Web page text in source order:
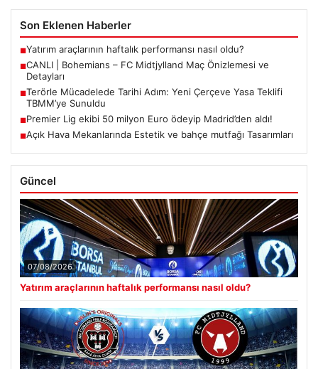
Son Eklenen Haberler
■Yatırım araçlarının haftalık performansı nasıl oldu?
■CANLI | Bohemians – FC Midtjylland Maç Önizlemesi ve
Detayları
■Terörle Mücadelede Tarihi Adım: Yeni Çerçeve Yasa Teklifi
TBMM’ye Sunuldu
■Premier Lig ekibi 50 milyon Euro ödeyip Madrid’den aldı!
■Açık Hava Mekanlarında Estetik ve bahçe mutfağı Tasarımları
Güncel
07/08/2026
Yatırım araçlarının haftalık performansı nasıl oldu?